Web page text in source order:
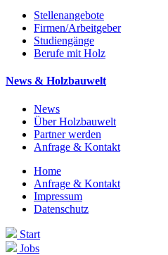
Stellenangebote
Firmen/Arbeitgeber
Studiengänge
Berufe mit Holz
News & Holzbauwelt
News
Über Holzbauwelt
Partner werden
Anfrage & Kontakt
Home
Anfrage & Kontakt
Impressum
Datenschutz
Start
Jobs